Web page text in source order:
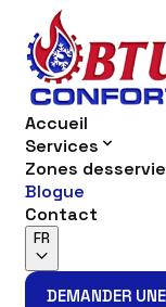
Accueil
Services
Zones
Blogue
Contact
FR
DEMANDER